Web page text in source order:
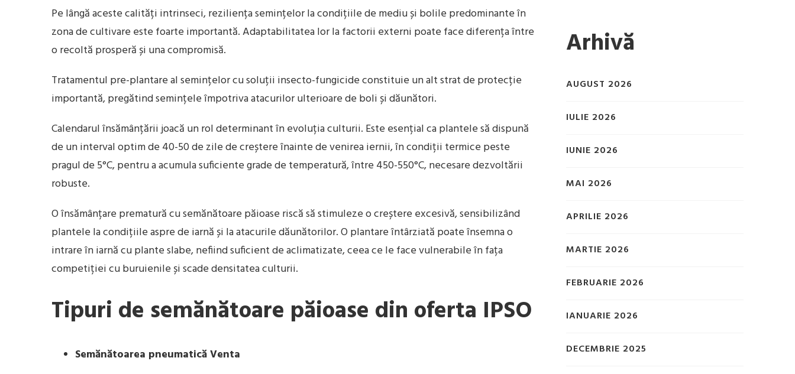
Pe lângă aceste calități intrinseci, reziliența semințelor la condițiile de mediu și bolile predominante în
zona de cultivare este foarte importantă. Adaptabilitatea lor la factorii externi poate face diferența între
o recoltă prosperă și una compromisă.
Tratamentul pre-plantare al semințelor cu soluții insecto-fungicide constituie un alt strat de protecție
importantă, pregătind semințele împotriva atacurilor ulterioare de boli și dăunători.
Calendarul însămânțării joacă un rol determinant în evoluția culturii. Este esențial ca plantele să dispună
de un interval optim de 40-50 de zile de creștere înainte de venirea iernii, în condiții termice peste
pragul de 5°C, pentru a acumula suficiente grade de temperatură, între 450-550°C, necesare dezvoltării
robuste.
O însămânțare prematură cu semănătoare păioase riscă să stimuleze o creștere excesivă, sensibilizând
plantele la condițiile aspre de iarnă și la atacurile dăunătorilor. O plantare întârziată poate însemna o
intrare în iarnă cu plante slabe, nefiind suficient de aclimatizate, ceea ce le face vulnerabile în fața
competiției cu buruienile și scade densitatea culturii.
Tipuri de semănătoare păioase din oferta IPSO
Semănătoarea pneumatică Venta
Arhivă
AUGUST 2026
IULIE 2026
IUNIE 2026
MAI 2026
APRILIE 2026
MARTIE 2026
FEBRUARIE 2026
IANUARIE 2026
DECEMBRIE 2025